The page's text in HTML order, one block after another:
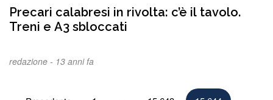
Precari calabresi in rivolta: c’è il tavolo.
Treni e A3 sbloccati
redazione - 13 anni fa